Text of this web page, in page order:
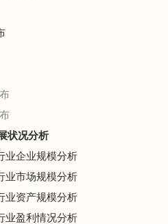
状况分析
业企业规模分析
业市场规模分析
业资产规模分析
业盈利情况分析